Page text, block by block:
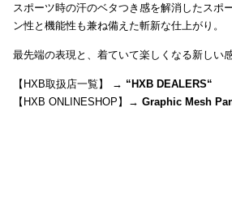
スポーツ時の汗のベタつき感を解消したスポ
ン性と機能性も兼ね備えた斬新な仕上がり。
最先端の表現と、着ていて楽しくなる新しい
【HXB取扱店一覧】 → “HXB DEALERS“
【HXB ONLINESHOP】→ Graphic Mesh